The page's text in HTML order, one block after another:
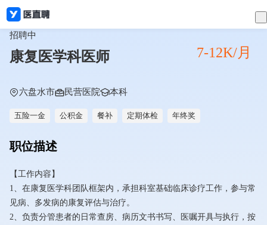
招聘中
康复医学科医师 7-12K/月
六盘水市 民营医院 本科
五险一金 公积金 餐补 定期体检 年终奖
职位描述
【工作内容】
1、在康复医学科团队框架内，承担科室基础临床诊疗工作，参与常
见病、多发病的康复评估与治疗。
2、负责分管患者的日常查房、病历文书书写、医嘱开具与执行，按